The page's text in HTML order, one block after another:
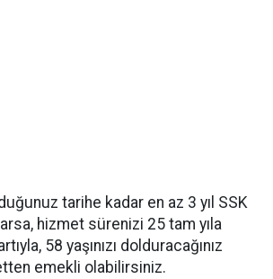
tarihe kadar en az 3 yıl SSK
hizmet sürenizi 25 tam yıla
58 yaşınızı dolduracağınız
emekli olabilirsiniz.